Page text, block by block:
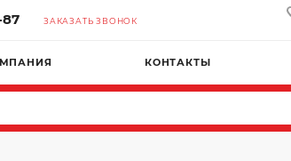
ЗАКАЗАТЬ ЗВОНОК
КОНТАКТЫ